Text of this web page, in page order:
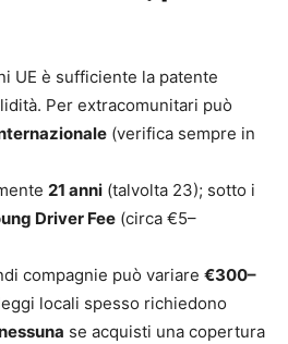
UE è sufficiente la patente
Per extracomunitari può
(verifica sempre in
21 anni (talvolta 23); sotto i
Driver Fee (circa €5–
compagnie può variare €300–
locali spesso richiedono
se acquisti una copertura